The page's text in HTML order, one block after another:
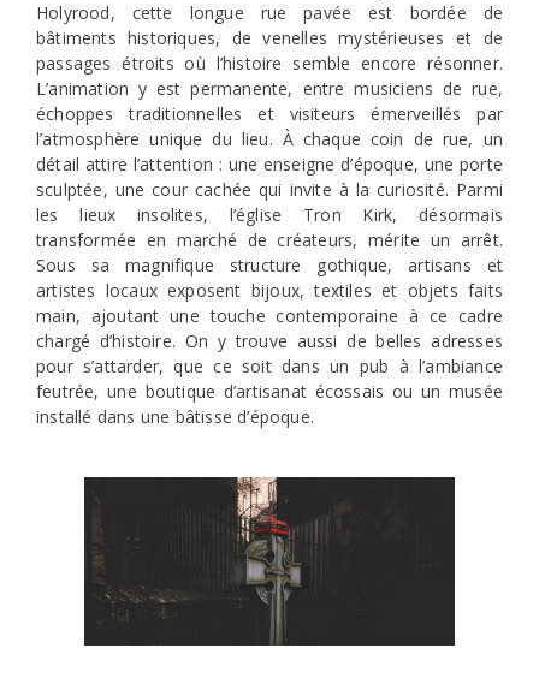
Holyrood, cette longue rue pavée est bordée de
bâtiments historiques, de venelles mystérieuses et de
passages étroits où l’histoire semble encore résonner.
L’animation y est permanente, entre musiciens de rue,
échoppes traditionnelles et visiteurs émerveillés par
l’atmosphère unique du lieu. À chaque coin de rue, un
détail attire l’attention : une enseigne d’époque, une porte
sculptée, une cour cachée qui invite à la curiosité. Parmi
les lieux insolites, l’église Tron Kirk, désormais
transformée en marché de créateurs, mérite un arrêt.
Sous sa magnifique structure gothique, artisans et
artistes locaux exposent bijoux, textiles et objets faits
main, ajoutant une touche contemporaine à ce cadre
chargé d’histoire. On y trouve aussi de belles adresses
pour s’attarder, que ce soit dans un pub à l’ambiance
feutrée, une boutique d’artisanat écossais ou un musée
installé dans une bâtisse d’époque.